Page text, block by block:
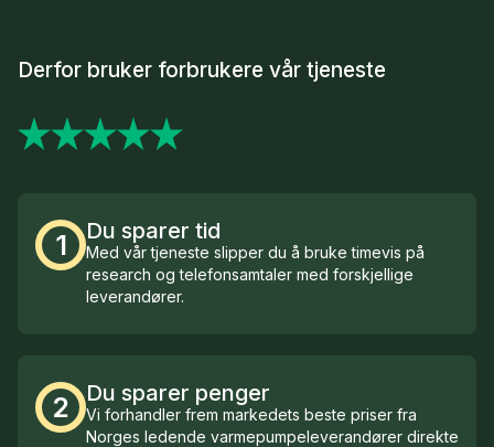
Derfor bruker forbrukere vår tjeneste
1 Du sparer tid
Med vår tjeneste slipper du å bruke timevis på
research og telefonsamtaler med forskjellige
leverandører.
2 Du sparer penger
Vi forhandler frem markedets beste priser fra
Norges ledende varmepumpeleverandører direkte